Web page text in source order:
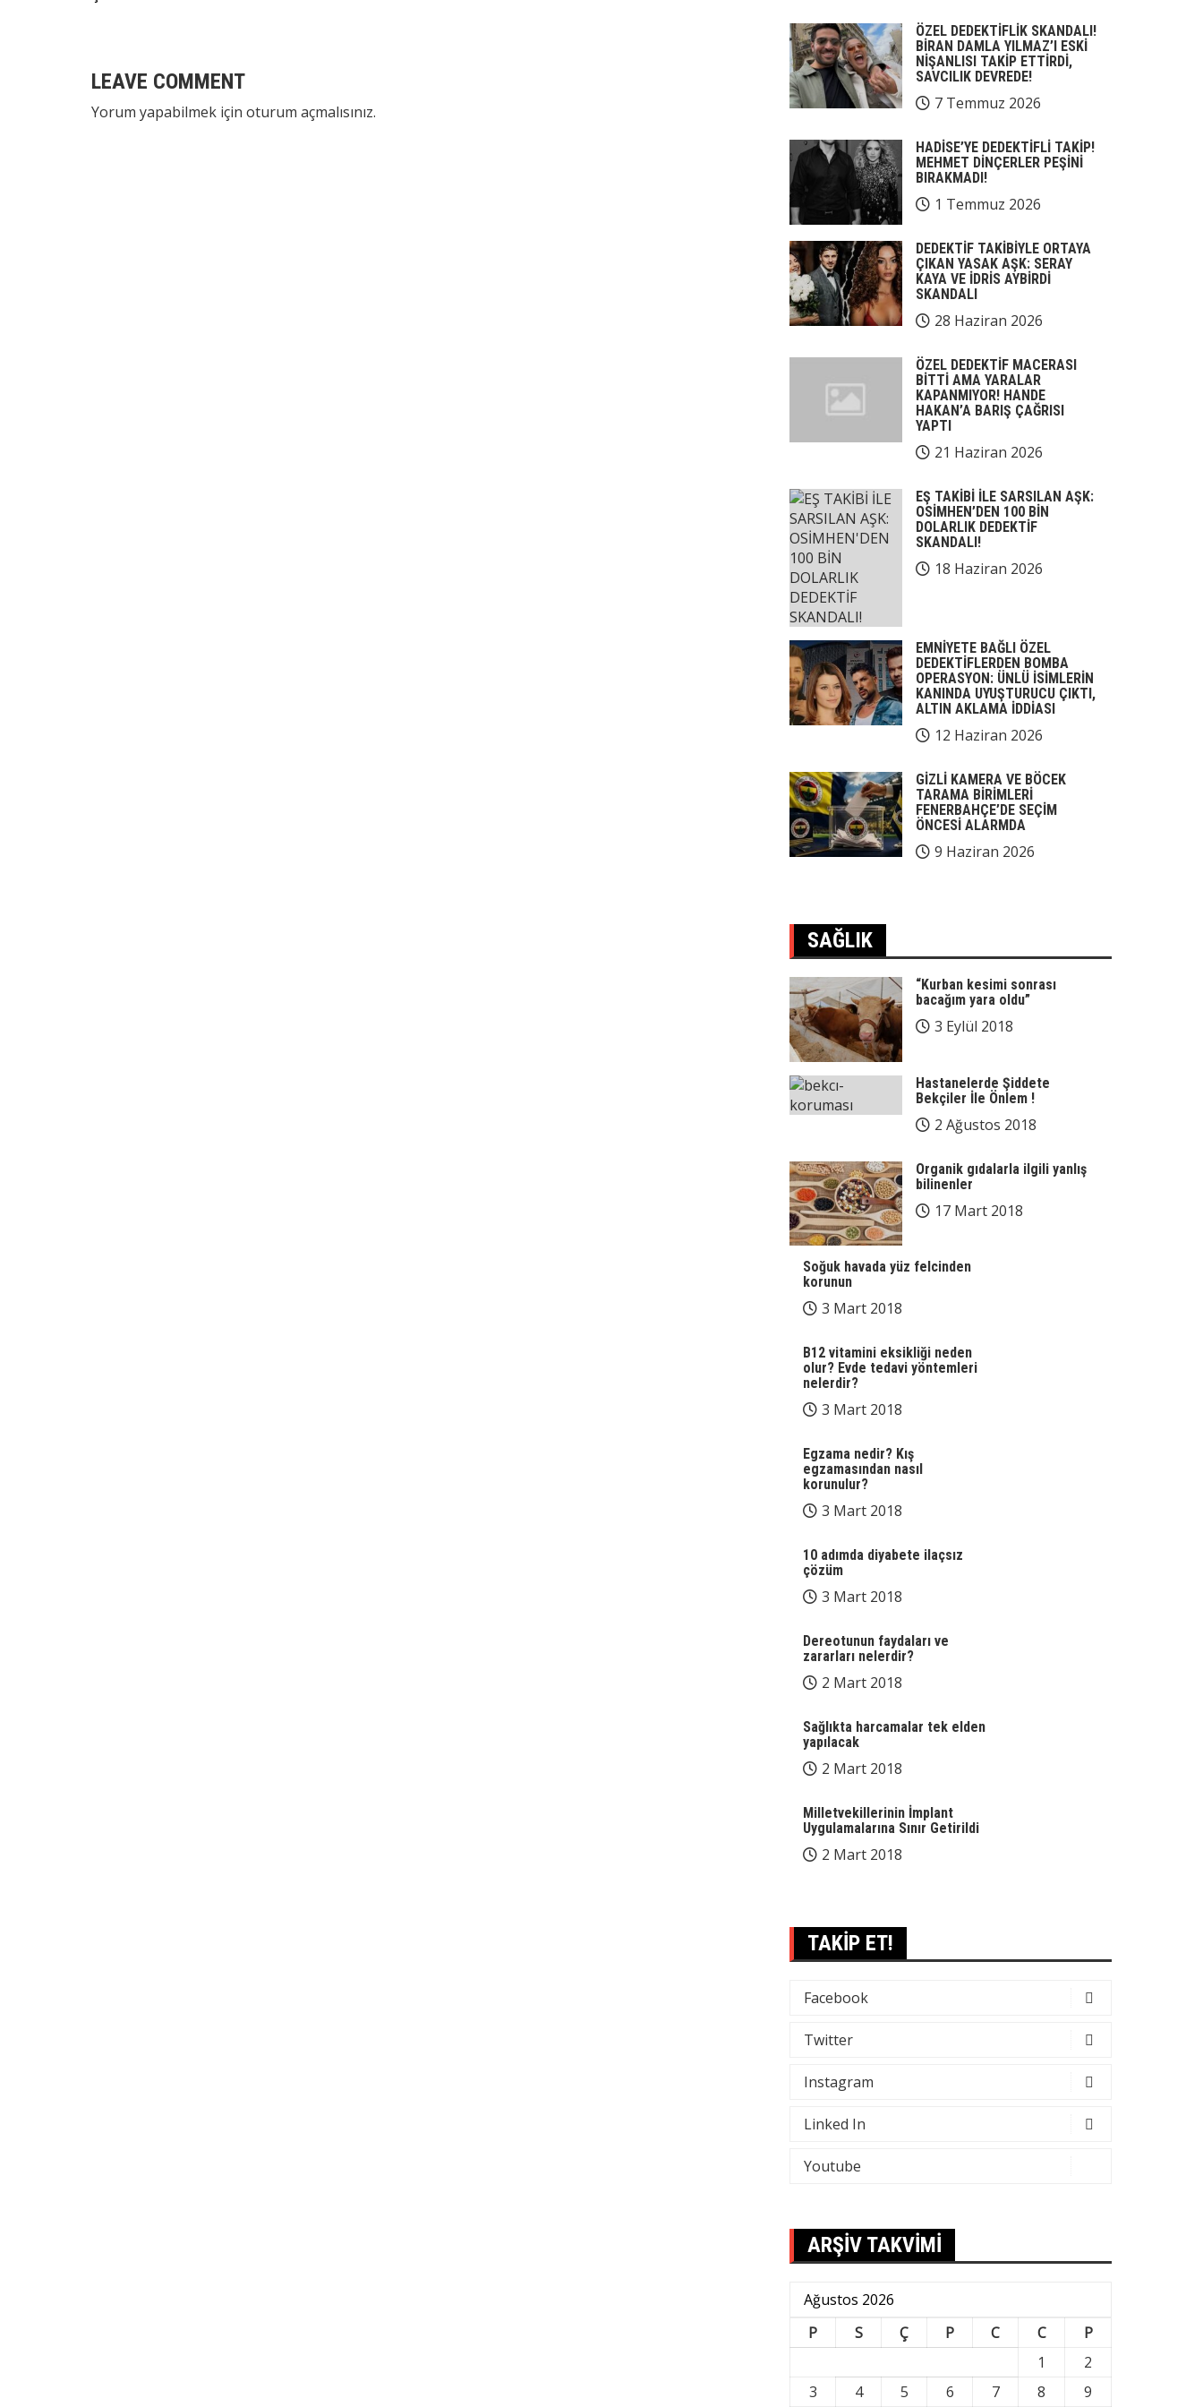
LEAVE COMMENT
Yorum yapabilmek için oturum açmalısınız.
ÖZEL DEDEKTİFLİK SKANDALI!
BİRAN DAMLA YILMAZ’I ESKİ
NİŞANLISI TAKİP ETTİRDİ,
SAVCILIK DEVREDE!
7 Temmuz 2026
HADİSE’YE DEDEKTİFLİ TAKİP!
MEHMET DİNÇERLER PEŞİNİ
BIRAKMADI!
1 Temmuz 2026
DEDEKTİF TAKİBİYLE ORTAYA
ÇIKAN YASAK AŞK: SERAY
KAYA VE İDRİS AYBİRDİ
SKANDALI
28 Haziran 2026
ÖZEL DEDEKTİF MACERASI
BİTTİ AMA YARALAR
KAPANMIYOR! HANDE
HAKAN’A BARIŞ ÇAĞRISI
YAPTI
21 Haziran 2026
EŞ TAKİBİ İLE SARSILAN AŞK:
OSİMHEN’DEN 100 BİN
DOLARLIK DEDEKTİF
SKANDALI!
18 Haziran 2026
EMNİYETE BAĞLI ÖZEL
DEDEKTİFLERDEN BOMBA
OPERASYON: ÜNLÜ İSİMLERİN
KANINDA UYUŞTURUCU ÇIKTI,
ALTIN AKLAMA İDDİASI
12 Haziran 2026
GİZLİ KAMERA VE BÖCEK
TARAMA BİRİMLERİ
FENERBAHÇE’DE SEÇİM
ÖNCESİ ALARMDA
9 Haziran 2026
SAĞLIK
“Kurban kesimi sonrası
bacağım yara oldu”
3 Eylül 2018
Hastanelerde Şiddete
Bekçiler İle Önlem !
2 Ağustos 2018
Organik gıdalarla ilgili yanlış
bilinenler
17 Mart 2018
Soğuk havada yüz felcinden
korunun
3 Mart 2018
B12 vitamini eksikliği neden
olur? Evde tedavi yöntemleri
nelerdir?
3 Mart 2018
Egzama nedir? Kış
egzamasından nasıl
korunulur?
3 Mart 2018
10 adımda diyabete ilaçsız
çözüm
3 Mart 2018
Dereotunun faydaları ve
zararları nelerdir?
2 Mart 2018
Sağlıkta harcamalar tek elden
yapılacak
2 Mart 2018
Milletvekillerinin İmplant
Uygulamalarına Sınır Getirildi
2 Mart 2018
TAKİP ET!
Facebook
Twitter
Instagram
Linked In
Youtube
ARŞİV TAKVİMİ
Ağustos 2026
P
S Ç P C C
P
1
2
3
4 5 6 7 8 9